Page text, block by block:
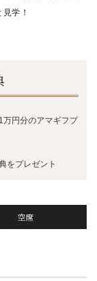
学！
円分のアマギフプ
をプレゼント
空席